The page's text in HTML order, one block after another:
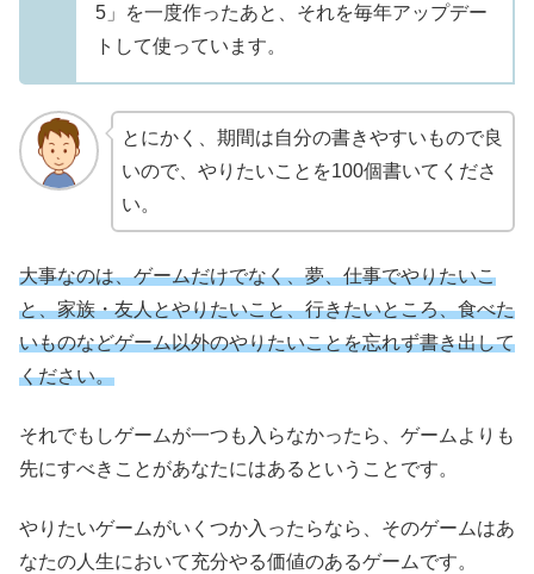
5」を一度作ったあと、それを毎年アップデー
トして使っています。
とにかく、期間は自分の書きやすいもので良
いので、やりたいことを100個書いてくださ
い。
大事なのは、ゲームだけでなく、夢、仕事でやりたいこ
と、家族・友人とやりたいこと、行きたいところ、食べた
いものなどゲーム以外のやりたいことを忘れず書き出して
ください。
それでもしゲームが一つも入らなかったら、ゲームよりも
先にすべきことがあなたにはあるということです。
やりたいゲームがいくつか入ったらなら、そのゲームはあ
なたの人生において充分やる価値のあるゲームです。